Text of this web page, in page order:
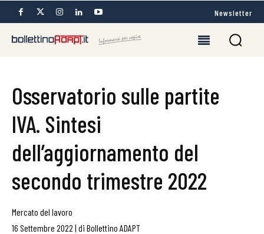
Newsletter
Osservatorio sulle partite
IVA. Sintesi
dell’aggiornamento del
secondo trimestre 2022
Mercato del lavoro
16 Settembre 2022 | di Bollettino ADAPT